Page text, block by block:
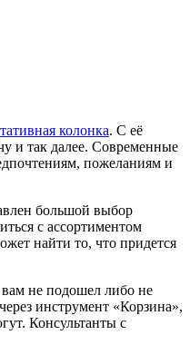
колонка. С её
и так далее. Современные
пожеланиям и
большой выбор
с ассортиментом
найти то, что придется
вам не подошел либо не
инструмент «Корзина»,
Консультанты с